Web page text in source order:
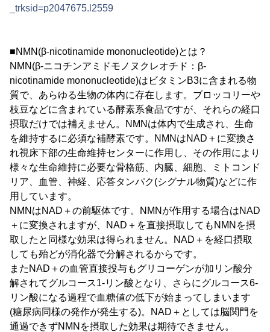
_trksid=p2047675.l2559
■NMN(β-nicotinamide mononucleotide)とは？
NMN(β-ニコチンアミドモノヌクレオチド：β-
nicotinamide mononucleotide)はビタミンB3に含まれる物
質で、あらゆる生物の体内に存在します。ブロッコリーや
枝豆などに含まれている酵素系食品ですが、それらの経口
摂取だけでは補えません。NMNは体内で生成され、生命
を維持するに必須な補酵素です。NMNはNAD＋に変換さ
れ視床下部の生命維持センターに作用し、その作用により
様々な生命維持に必要な骨格筋、内臓、細胞、ミトコンド
リア、血管、神経、応答タンパク(シグナル物質)などに作
用しています。
NMNはNAD＋の前駆体です。NMNが作用する場合はNAD
＋に変換されますが、NAD＋を直接摂取してもNMNを摂
取したと同様な効果は得られません。NAD＋を経口摂取
しても殆どが消化器で分解されるからです。
またNAD＋の血管直接投与もグリコーゲンが加リン酸分
解されてグルコース1-リン酸となり、さらにグルコース6-
リン酸になる過程で血糖値の低下が始まってしまいます
(糖尿病同様の発作が発生する)。NAD＋としては脳関門を
通過できずNMNを摂取した効果は期待できません。